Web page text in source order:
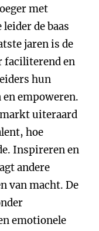
met
de baas
jaren is de
faciliterend en
hun
empoweren.
uiteraard
hoe
Inspireren en
andere
van macht. De
emotionele